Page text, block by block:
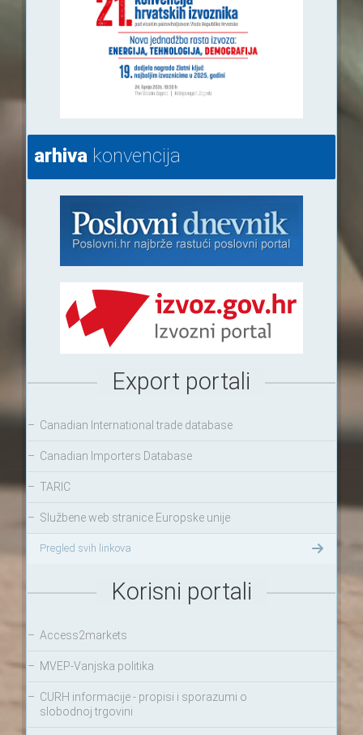
arhivakonvencija
Export portali
– Canadian International trade database
– Canadian Importers Database
– TARIC
– Službene web stranice Europske unije
Pregled svih linkova
Korisni portali
– Access2markets
– MVEP-Vanjska politika
– CURH informacije - propisi i sporazumi o
slobodnoj trgovini